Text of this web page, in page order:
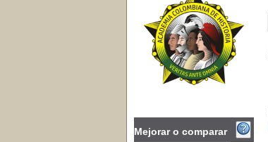
Mejorar o comparar